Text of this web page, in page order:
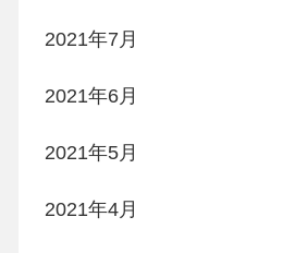
2021年7月
2021年6月
2021年5月
2021年4月